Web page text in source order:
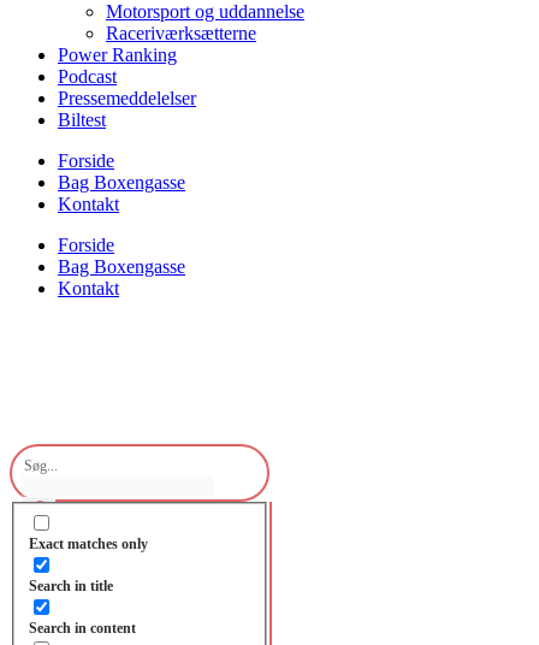
Motorsport og uddannelse
Raceriværksætterne
Power Ranking
Podcast
Pressemeddelelser
Biltest
Forside
Bag Boxengasse
Kontakt
Forside
Bag Boxengasse
Kontakt
Exact matches only
Search in title
Search in content